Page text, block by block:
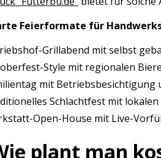
Feierformate für
Grillabend mit selbst
Style mit regionalen
mit Betriebsbesichtigung
Schlachtfest mit
Open-House mit Live-
plant man